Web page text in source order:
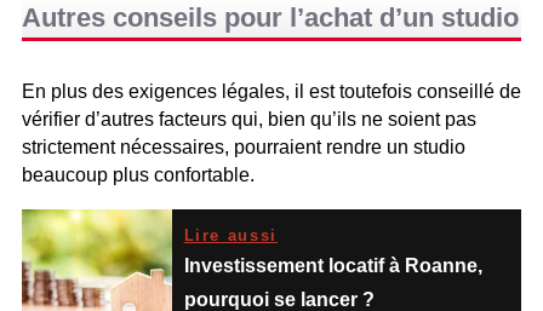
Autres conseils pour l’achat d’un studio
En plus des exigences légales, il est toutefois conseillé de
vérifier d’autres facteurs qui, bien qu’ils ne soient pas
strictement nécessaires, pourraient rendre un studio
beaucoup plus confortable.
Lire aussi
Investissement locatif à Roanne,
pourquoi se lancer ?